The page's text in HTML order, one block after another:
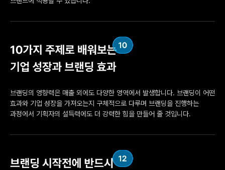
브랜딩의 영향력은 매출 외에도 다양한 영역에서 발생합니다. 브랜딩이 어떤
효과와 기업 성장을 가져오는지 구체적으로 다루며 브랜딩을 진행하는
과정에서 기획자의 설득력에도 더 강력한 힘을 만들어 줄 것입니다.